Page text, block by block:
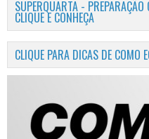
SUPERQUARTA -
CLIQUE E CONHEÇA
CLIQUE PARA DICAS DE COMO